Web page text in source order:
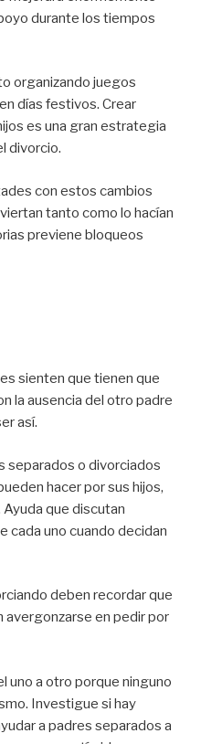
durante los tiempos
organizando juegos
días festivos. Crear
es una gran estrategia
divorcio.
con estos cambios
tanto como lo hacían
previene bloqueos
sienten que tienen que
la ausencia del otro padre
así.
separados o divorciados
hacer por sus hijos,
Ayuda que discutan
cada uno cuando decidan
deben recordar que
avergonzarse en pedir por
uno a otro porque ninguno
Investigue si hay
a padres separados a